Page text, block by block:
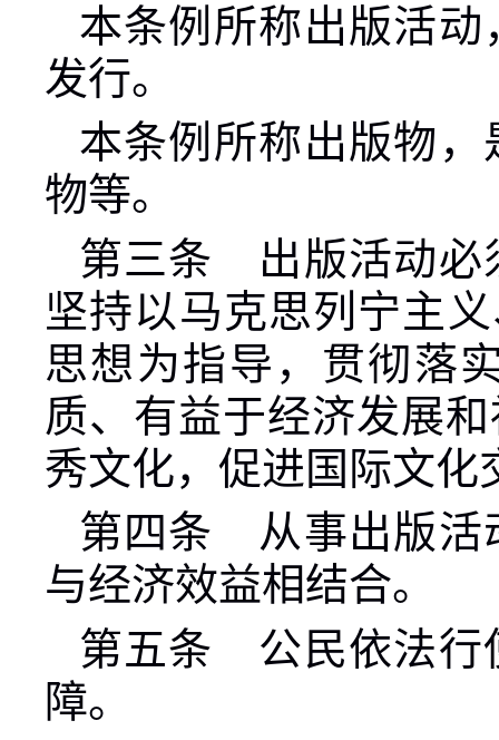
本条例所称出版活
发行。
本条例所称出版物
物等。
第三条 出版活动必
坚持以马克思列宁主
思想为指导，贯彻落
质、有益于经济发展
秀文化，促进国际文化
第四条 从事出版活
与经济效益相结合。
第五条 公民依法行
障。